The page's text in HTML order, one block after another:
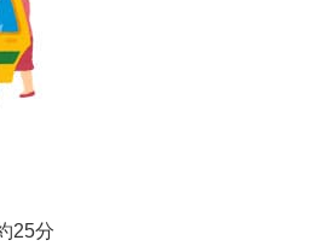
25分